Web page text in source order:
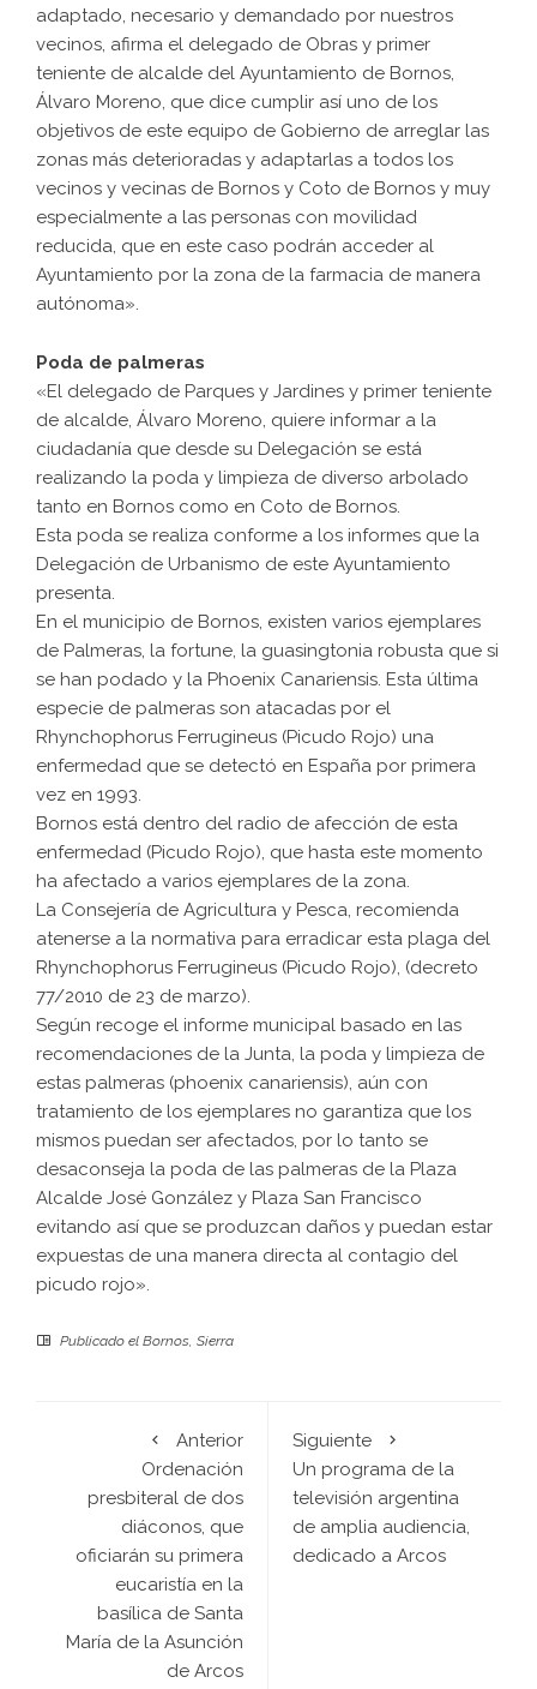
adaptado, necesario y demandado por nuestros
vecinos, afirma el delegado de Obras y primer
teniente de alcalde del Ayuntamiento de Bornos,
Álvaro Moreno, que dice cumplir así uno de los
objetivos de este equipo de Gobierno de arreglar las
zonas más deterioradas y adaptarlas a todos los
vecinos y vecinas de Bornos y Coto de Bornos y muy
especialmente a las personas con movilidad
reducida, que en este caso podrán acceder al
Ayuntamiento por la zona de la farmacia de manera
autónoma».
Poda de palmeras
«El delegado de Parques y Jardines y primer teniente
de alcalde, Álvaro Moreno, quiere informar a la
ciudadanía que desde su Delegación se está
realizando la poda y limpieza de diverso arbolado
tanto en Bornos como en Coto de Bornos.
Esta poda se realiza conforme a los informes que la
Delegación de Urbanismo de este Ayuntamiento
presenta.
En el municipio de Bornos, existen varios ejemplares
de Palmeras, la fortune, la guasingtonia robusta que si
se han podado y la Phoenix Canariensis. Esta última
especie de palmeras son atacadas por el
Rhynchophorus Ferrugineus (Picudo Rojo) una
enfermedad que se detectó en España por primera
vez en 1993.
Bornos está dentro del radio de afección de esta
enfermedad (Picudo Rojo), que hasta este momento
ha afectado a varios ejemplares de la zona.
La Consejería de Agricultura y Pesca, recomienda
atenerse a la normativa para erradicar esta plaga del
Rhynchophorus Ferrugineus (Picudo Rojo), (decreto
77/2010 de 23 de marzo).
Según recoge el informe municipal basado en las
recomendaciones de la Junta, la poda y limpieza de
estas palmeras (phoenix canariensis), aún con
tratamiento de los ejemplares no garantiza que los
mismos puedan ser afectados, por lo tanto se
desaconseja la poda de las palmeras de la Plaza
Alcalde José González y Plaza San Francisco
evitando así que se produzcan daños y puedan estar
expuestas de una manera directa al contagio del
picudo rojo».
Publicado el Bornos, Sierra
Anterior
Ordenación
presbiteral de dos
diáconos, que
oficiarán su primera
eucaristía en la
basílica de Santa
María de la Asunción
de Arcos
Siguiente
Un programa de la
televisión argentina
de amplia audiencia,
dedicado a Arcos